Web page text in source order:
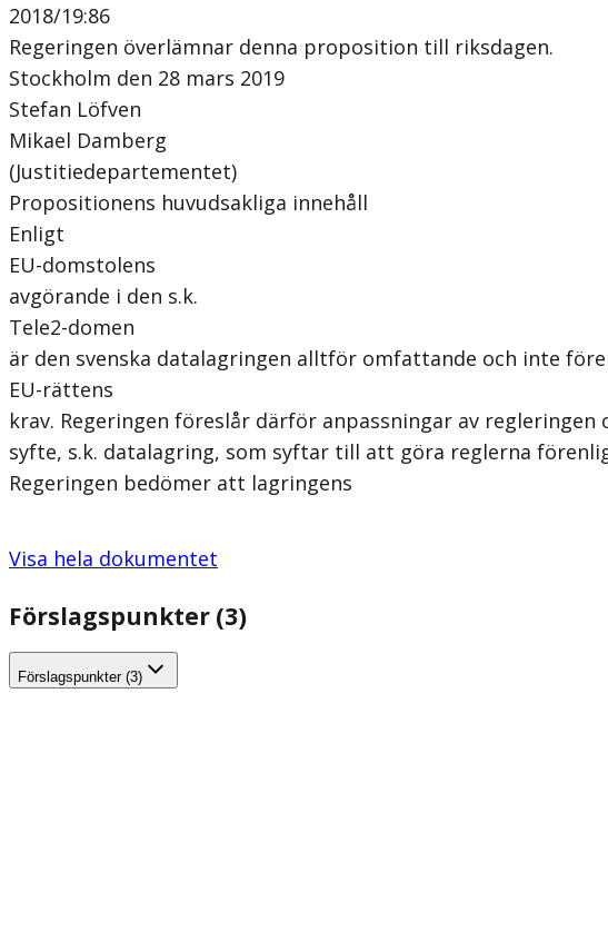
2018/19:86
Regeringen överlämnar denna proposition till riksdagen.
Stockholm den 28 mars 2019
Stefan Löfven
Mikael Damberg
(Justitiedepartementet)
Propositionens huvudsakliga innehåll
Enligt
EU-domstolens
avgörande i den s.k.
Tele2-domen
är den svenska datalagringen alltför omfattande och inte
EU-rättens
krav. Regeringen föreslår därför anpassningar av
syfte, s.k. datalagring, som syftar till att göra reglerna
Regeringen bedömer att lagringens
Visa hela dokumentet
Förslagspunkter (3)
Förslagspunkter (3)